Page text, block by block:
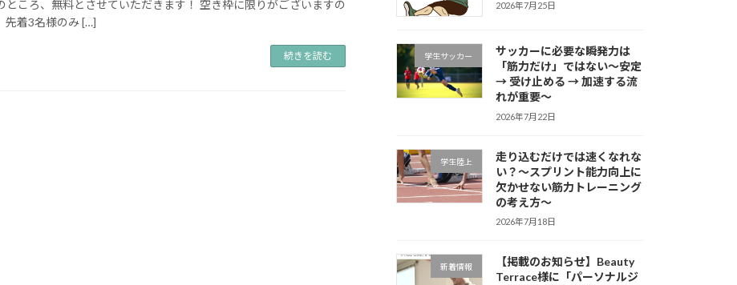
ところ、無料とさせていただきます！ 空き枠に限りがございますの
先着3名様のみ […]
続きを読む
2026年7月25日
学生サッカー
サッカーに必要な瞬発力は
「筋力だけ」ではない～安定
→ 受け止める → 加速する流
れが重要～
2026年7月22日
学生陸上
走り込むだけでは速くなれな
い？～スプリント能力向上に
欠かせない筋力トレーニング
の考え方～
2026年7月18日
新着情報
【掲載のお知らせ】Beauty
Terrace様に「パーソナルジ